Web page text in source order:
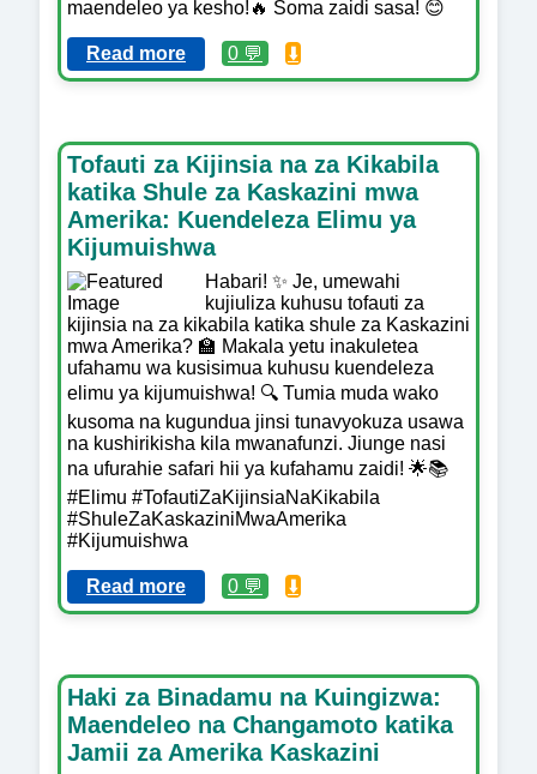
maendeleo ya kesho!🔥 Soma zaidi sasa! 😊
Read more 0 💬 ⬇️
Tofauti za Kijinsia na za Kikabila
katika Shule za Kaskazini mwa
Amerika: Kuendeleza Elimu ya
Kijumuishwa
Habari! ✨ Je, umewahi
kujiuliza kuhusu tofauti za
kijinsia na za kikabila katika shule za Kaskazini
mwa Amerika? 🏫 Makala yetu inakuletea
ufahamu wa kusisimua kuhusu kuendeleza
elimu ya kijumuishwa! 🔍 Tumia muda wako
kusoma na kugundua jinsi tunavyokuza usawa
na kushirikisha kila mwanafunzi. Jiunge nasi
na ufurahie safari hii ya kufahamu zaidi! 🌟📚
#Elimu #TofautiZaKijinsiaNaKikabila
#ShuleZaKaskaziniMwaAmerika
#Kijumuishwa
Read more 0 💬 ⬇️
Haki za Binadamu na Kuingizwa:
Maendeleo na Changamoto katika
Jamii za Amerika Kaskazini